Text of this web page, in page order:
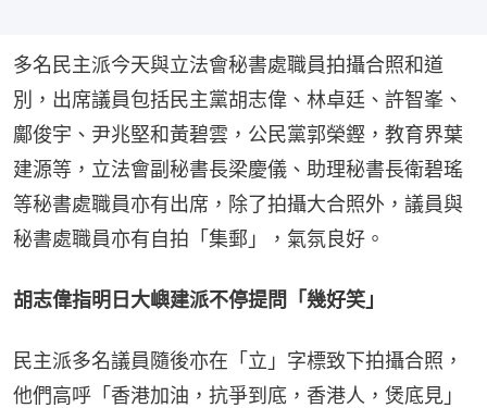
多名民主派今天與立法會秘書處職員拍攝合照和道
別，出席議員包括民主黨胡志偉、林卓廷、許智峯、
鄺俊宇、尹兆堅和黃碧雲，公民黨郭榮鏗，教育界葉
建源等，立法會副秘書長梁慶儀、助理秘書長衛碧瑤
等秘書處職員亦有出席，除了拍攝大合照外，議員與
秘書處職員亦有自拍「集郵」，氣氛良好。
胡志偉指明日大嶼建派不停提問「幾好笑」
民主派多名議員隨後亦在「立」字標致下拍攝合照，
他們高呼「香港加油，抗爭到底，香港人，煲底見」